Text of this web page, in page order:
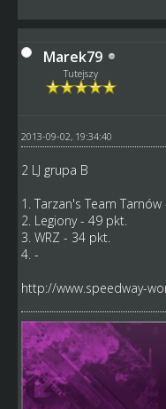
Marek79
Tutejszy
2013-09-02, 19:34:40
2 LJ grupa B
1. Tarzan's Team Tarnów
2. Legiony - 49 pkt.
3. WRZ - 34 pkt.
4. -
http://www.speedway-